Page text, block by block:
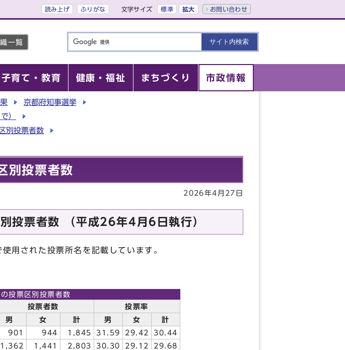
読み上げ ふりがな 文字サイズ 標準 拡大 お問い合わせ
一覧
子育て・教育 健康・福祉 まちづくり 市政情報
京都府知事選挙
）
別投票者数
別投票者数
2026年4月27日
投票者数 （平成26年4月6日執行）
用された投票所名を記載しています。
投票区別投票者数
投票者数
投票率
男 女 計 男 女
計
901 944 1,845 31.59 29.42
30.44
1,362 1,441 2,803 30.30 29.12
29.68